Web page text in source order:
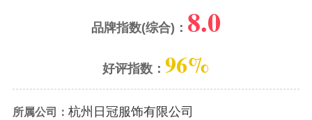
品牌指数(综合)： 8.0
好评指数： 96%
所属公司： 杭州日冠服饰有限公司